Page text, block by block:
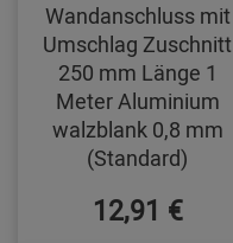
Wandanschluss mit
Umschlag Zuschnitt
250 mm Länge 1
Meter Aluminium
walzblank 0,8 mm
(Standard)
12,91 €